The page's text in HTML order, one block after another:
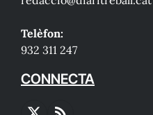
Telèfon:
932 311 247
CONNECTA